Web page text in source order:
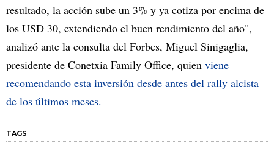
resultado, la acción sube un 3% y ya cotiza por encima de
los USD 30, extendiendo el buen rendimiento del año",
analizó ante la consulta del Forbes, Miguel Sinigaglia,
presidente de Conetxia Family Office, quien viene
recomendando esta inversión desde antes del rally alcista
de los últimos meses.
TAGS